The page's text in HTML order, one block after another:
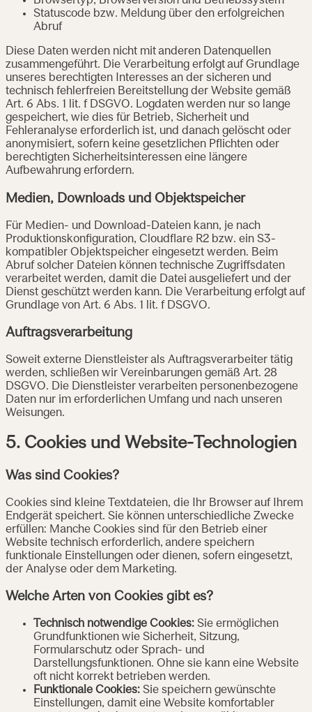
Statuscode bzw. Meldung über den erfolgreichen
Abruf
Diese Daten werden nicht mit anderen Datenquellen
zusammengeführt. Die Verarbeitung erfolgt auf Grundlage
unseres berechtigten Interesses an der sicheren und
technisch fehlerfreien Bereitstellung der Website gemäß
Art. 6 Abs. 1 lit. f DSGVO. Logdaten werden nur so lange
gespeichert, wie dies für Betrieb, Sicherheit und
Fehleranalyse erforderlich ist, und danach gelöscht oder
anonymisiert, sofern keine gesetzlichen Pflichten oder
berechtigten Sicherheitsinteressen eine längere
Aufbewahrung erfordern.
Medien, Downloads und Objektspeicher
Für Medien- und Download-Dateien kann, je nach
Produktionskonfiguration, Cloudflare R2 bzw. ein S3-
kompatibler Objektspeicher eingesetzt werden. Beim
Abruf solcher Dateien können technische Zugriffsdaten
verarbeitet werden, damit die Datei ausgeliefert und der
Dienst geschützt werden kann. Die Verarbeitung erfolgt auf
Grundlage von Art. 6 Abs. 1 lit. f DSGVO.
Auftragsverarbeitung
Soweit externe Dienstleister als Auftragsverarbeiter tätig
werden, schließen wir Vereinbarungen gemäß Art. 28
DSGVO. Die Dienstleister verarbeiten personenbezogene
Daten nur im erforderlichen Umfang und nach unseren
Weisungen.
5. Cookies und Website-Technologien
Was sind Cookies?
Cookies sind kleine Textdateien, die Ihr Browser auf Ihrem
Endgerät speichert. Sie können unterschiedliche Zwecke
erfüllen: Manche Cookies sind für den Betrieb einer
Website technisch erforderlich, andere speichern
funktionale Einstellungen oder dienen, sofern eingesetzt,
der Analyse oder dem Marketing.
Welche Arten von Cookies gibt es?
Technisch notwendige Cookies: Sie ermöglichen
Grundfunktionen wie Sicherheit, Sitzung,
Formularschutz oder Sprach- und
Darstellungsfunktionen. Ohne sie kann eine Website
oft nicht korrekt betrieben werden.
Funktionale Cookies: Sie speichern gewünschte
Einstellungen, damit eine Website komfortabler